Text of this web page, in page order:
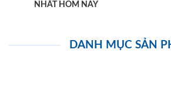
NHẤT HÔM NAY
DANH MỤC SẢN